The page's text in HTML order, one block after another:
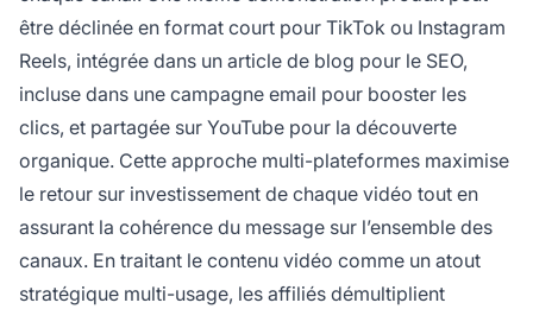
être déclinée en format court pour TikTok ou Instagram
Reels, intégrée dans un article de blog pour le SEO,
incluse dans une campagne email pour booster les
clics, et partagée sur YouTube pour la découverte
organique. Cette approche multi-plateformes maximise
le retour sur investissement de chaque vidéo tout en
assurant la cohérence du message sur l’ensemble des
canaux. En traitant le contenu vidéo comme un atout
stratégique multi-usage, les affiliés démultiplient